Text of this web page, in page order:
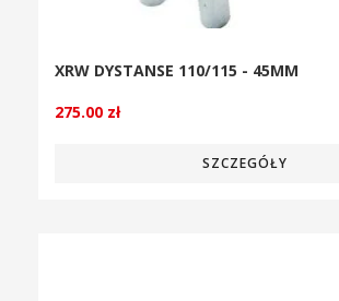
XRW DYSTANSE 110/115 - 45MM
275.00 zł
SZCZEGÓŁY